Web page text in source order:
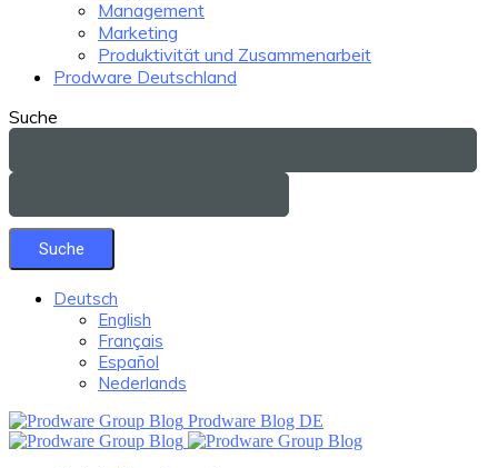
Management
Marketing
Produktivität und Zusammenarbeit
Prodware Deutschland
Suche
Deutsch
English
Français
Español
Nederlands
Prodware Blog DE